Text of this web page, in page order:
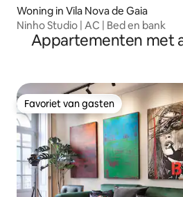
Woning in Vila Nova de Gaia
Ninho Studio | AC | Bed en bank
Appartementen met
Favoriet van gasten
Favoriet van gasten